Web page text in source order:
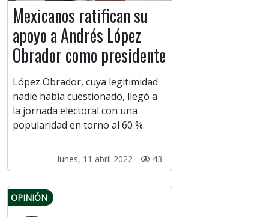
Mexicanos ratifican su
apoyo a Andrés López
Obrador como presidente
López Obrador, cuya legitimidad
nadie había cuestionado, llegó a
la jornada electoral con una
popularidad en torno al 60 %.
lunes, 11 abril 2022 - 43
OPINIÓN